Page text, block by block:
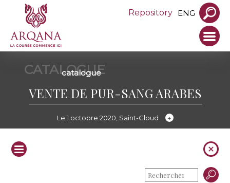
Repository ENG
CATALOGUE
catalogue
VENTE DE PUR-SANG ARABES
Le 1 octobre 2020, Saint-Cloud